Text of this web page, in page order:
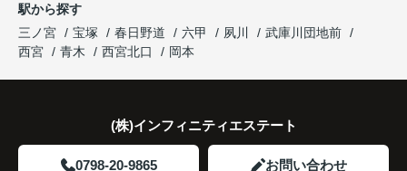
と大変喜ばれ、この住まいを選ばれました。
住み替え後は家族それぞれの通勤・通学時間が短く
家族全員にとって、将来を見据えた良い選択だった
駅から探す
三ノ宮
宝塚 春日野道 六甲 夙川
武庫川団地前
西宮
青木 西宮北口 岡本
(株)インフィニティエステート
0798-20-9865 お問い合わせ